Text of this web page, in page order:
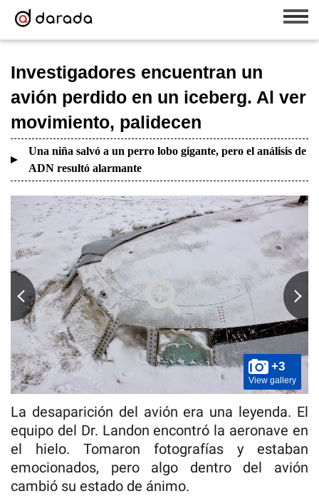
Investigadores encuentran un
avión perdido en un iceberg. Al ver
movimiento, palidecen
Una niña salvó a un perro lobo gigante, pero el análisis de
ADN resultó alarmante
+3
View gallery
La desaparición del avión era una leyenda. El
equipo del Dr. Landon encontró la aeronave en
el hielo. Tomaron fotografías y estaban
emocionados, pero algo dentro del avión
cambió su estado de ánimo.